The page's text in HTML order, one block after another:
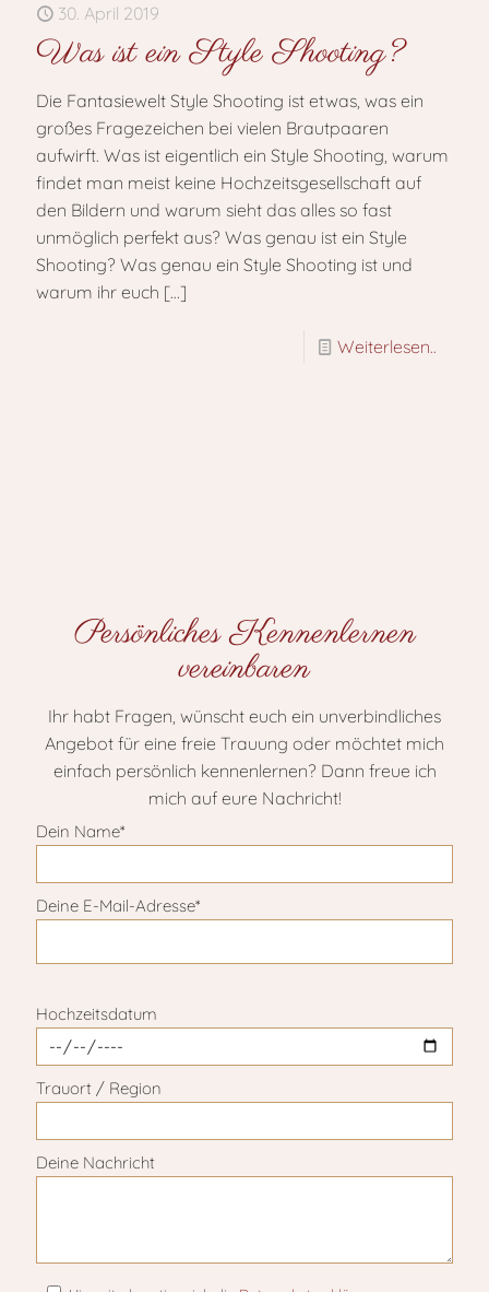
30. April 2019
Was ist ein Style Shooting?
Die Fantasiewelt Style Shooting ist etwas, was ein
großes Fragezeichen bei vielen Brautpaaren
aufwirft. Was ist eigentlich ein Style Shooting, warum
findet man meist keine Hochzeitsgesellschaft auf
den Bildern und warum sieht das alles so fast
unmöglich perfekt aus? Was genau ist ein Style
Shooting? Was genau ein Style Shooting ist und
warum ihr euch […]
Weiterlesen..
Persönliches Kennenlernen
vereinbaren
Ihr habt Fragen, wünscht euch ein unverbindliches
Angebot für eine freie Trauung oder möchtet mich
einfach persönlich kennenlernen? Dann freue ich
mich auf eure Nachricht!
Dein Name*
Deine E-Mail-Adresse*
Hochzeitsdatum
Trauort / Region
Deine Nachricht